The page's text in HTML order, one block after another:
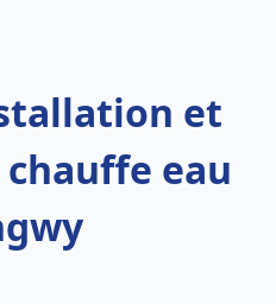
et
eau